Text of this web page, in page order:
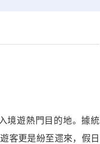
境遊熱門目的地。據統
客更是紛至遝來，假日